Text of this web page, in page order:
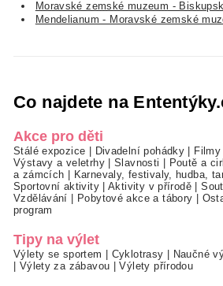
Moravské zemské muzeum -
Mendelianum - Moravské zemské
Co najdete na
Akce pro děti
Stálé expozice Divadelní pohádky
Výstavy a veletrhy|Slavnosti Poutě a
a zámcích
Karnevaly, festivaly, hudba,
Sportovní aktivity|Aktivity v přírodě |
Vzdělávání
Pobytové akce a tábory
program
Tipy na výlet
Výlety se sportem Cyklotrasy Naučné
Výlety za zábavou |Výlety přírodou